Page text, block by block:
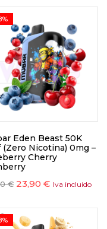
Eden Beast 50K
(Zero Nicotina) 0mg –
Cherry
€ 23,90 € Iva incluido